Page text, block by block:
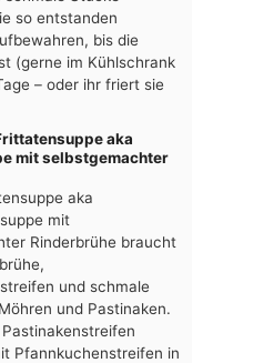
so entstanden
bis die
(gerne im Kühlschrank
– oder ihr friert sie
aka
mit selbstgemachter
aka
mit
Rinderbrühe braucht
und schmale
und Pastinaken.
Pfannkuchenstreifen in